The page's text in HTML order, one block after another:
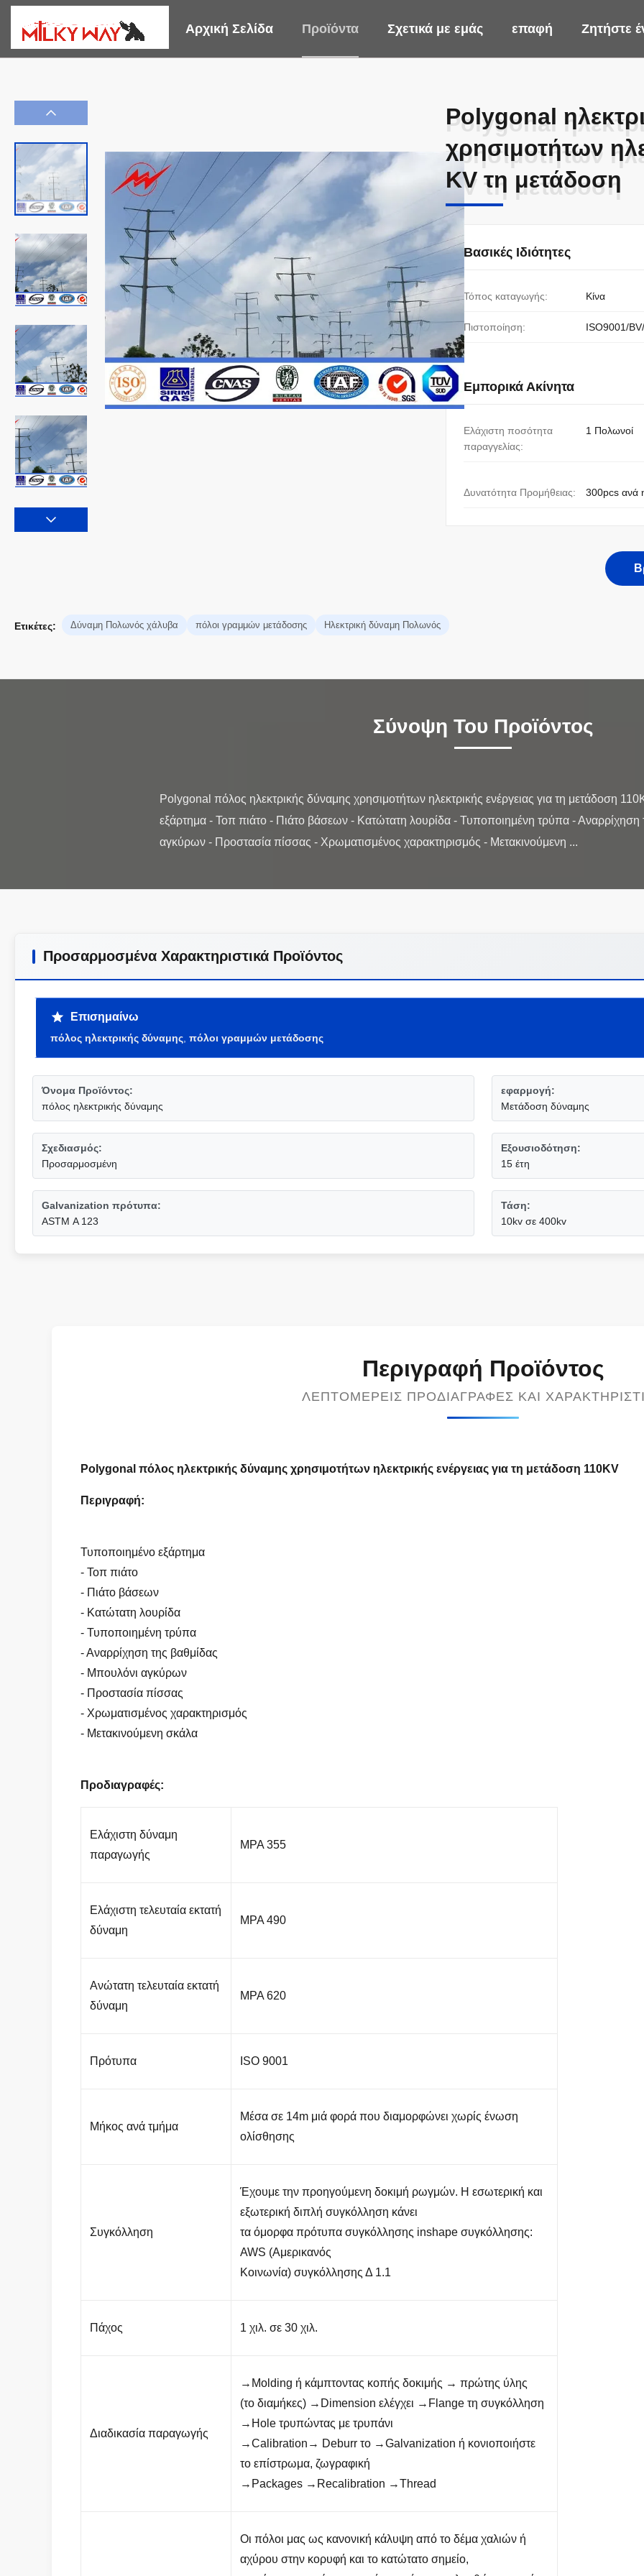
Αρχική Σελίδα Προϊόντα Σχετικά με εμάς επαφή Ζητήστε
Polygonal
χρησιμοτήτων
KV τη μετάδοση
Polygonal
χρησιμοτήτων
KV τη μετάδοση
Βασικές Ιδιότητες
Τόπος καταγωγής: Κίνα
Πιστοποίηση: ISO9001/BV/
Εμπορικά Ακίνητα
Ελάχιστη ποσότητα
παραγγελίας:
1 Πολωνοί
Δυνατότητα Προμήθειας: 300pcs ανά
Ετικέτες: Δύναμη Πολωνός χάλυβα πόλοι γραμμών μετάδοσης Ηλεκτρική δύναμη Πολωνός
Σύνοψη Του Προϊόντος
Polygonal πόλος ηλεκτρικής δύναμης χρησιμοτήτων ηλεκτρικής ενέργειας για τη μετάδοση
εξάρτημα - Τοπ πιάτο - Πιάτο βάσεων - Κατώτατη λουρίδα - Τυποποιημένη τρύπα - Αναρρίχηση
Προσαρμοσμένα Χαρακτηριστικά Προϊόντος
Επισημαίνω
πόλος ηλεκτρικής δύναμης πόλοι γραμμών μετάδοσης
Όνομα Προϊόντος:
πόλος ηλεκτρικής δύναμης
εφαρμογή:
Μετάδοση δύναμης
Σχεδιασμός:
Προσαρμοσμένη
Εξουσιοδότηση:
15 έτη
Galvanization πρότυπα:
ASTM Α 123
Τάση:
10kv σε 400kv
Περιγραφή Προϊόντος
ΛΕΠΤΟΜΕΡΕΊΣ ΠΡΟΔΙΑΓΡΑΦΈΣ ΚΑΙ
Polygonal πόλος ηλεκτρικής δύναμης χρησιμοτήτων ηλεκτρικής ενέργειας για τη μετάδοση 110KV
Περιγραφή:
Τυποποιημένο εξάρτημα
- Τοπ πιάτο
- Πιάτο βάσεων
- Κατώτατη λουρίδα
- Τυποποιημένη τρύπα
- Αναρρίχηση της βαθμίδας
- Μπουλόνι αγκύρων
- Προστασία πίσσας
- Χρωματισμένος χαρακτηρισμός
- Μετακινούμενη σκάλα
Προδιαγραφές:
Ελάχιστη δύναμη
παραγωγής
MPA 355
Ελάχιστη τελευταία εκτατή
δύναμη
MPA 490
Ανώτατη τελευταία εκτατή
δύναμη
MPA 620
Πρότυπα ISO 9001
Μήκος ανά τμήμα
Μέσα σε 14m μιά φορά που διαμορφώνει χωρίς ένωση
ολίσθησης
Συγκόλληση
Έχουμε την προηγούμενη δοκιμή ρωγμών. Η εσωτερική και
εξωτερική διπλή συγκόλληση κάνει
τα όμορφα πρότυπα συγκόλλησης inshape συγκόλλησης:
AWS (Αμερικανός
Κοινωνία) συγκόλλησης Δ 1.1
Πάχος 1 χιλ. σε 30 χιλ.
Διαδικασία παραγωγής
→Molding ή κάμπτοντας κοπής δοκιμής → πρώτης ύλης
(το διαμήκες) →Dimension ελέγχει →Flange τη συγκόλληση
→Hole τρυπώντας με τρυπάνι
→Calibration→ Deburr το →Galvanization ή κονιοποιήστε
το επίστρωμα, ζωγραφική
→Packages →Recalibration →Thread
Οι πόλοι μας ως κανονική κάλυψη από το δέμα χαλιών ή
αχύρου στην κορυφή και το κατώτατο σημείο,